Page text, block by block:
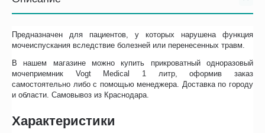
Предназначен для пациентов, у которых нарушена функция
мочеиспускания вследствие болезней или перенесенных травм.
В нашем магазине можно купить прикроватный одноразовый
мочеприемник Vogt Medical 1 литр, оформив заказ
самостоятельно либо с помощью менеджера. Доставка по городу
и области. Самовывоз из Краснодара.
Характеристики